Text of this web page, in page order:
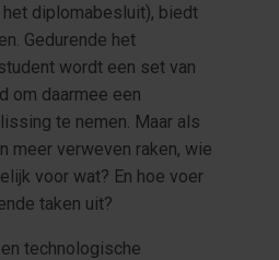
diplomabesluit), biedt
Gedurende het
wordt een set van
om daarmee een
te nemen. Maar als
meer verweven raken, wie
voor wat? En hoe voer
taken uit?
technologische